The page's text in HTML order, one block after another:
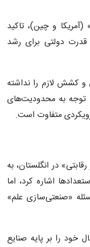
و چین)، تاکید
قدرت دولتی برای رشد
و کشش لازم را نداشته
توجه به محدودیت‌های
متفاوت است.
در انگلستان، به
اشاره کرد، اما
«صنعتی‌سازی علم»
خود را بر پایه صنایع